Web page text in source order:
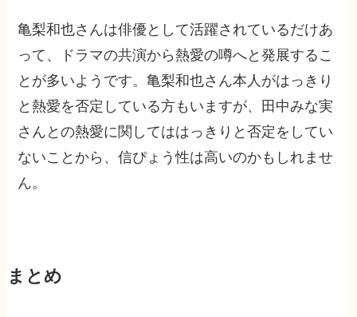
亀梨和也さんは俳優として活躍されているだけあ
って、ドラマの共演から熱愛の噂へと発展するこ
とが多いようです。亀梨和也さん本人がはっきり
と熱愛を否定している方もいますが、田中みな実
さんとの熱愛に関してははっきりと否定をしてい
ないことから、信ぴょう性は高いのかもしれませ
ん。
まとめ